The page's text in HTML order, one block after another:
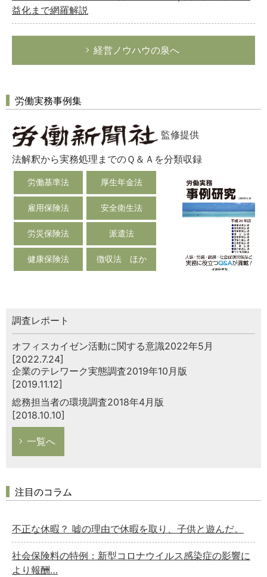
益化まで網羅解説
経営ノウハウの泉へ
労働実務事例集
監修提供
法解釈から実務処理までのＱ＆Ａを分類収録
労働基準法 厚生年金法
雇用保険法 安全衛生法
労災保険法 派遣法
健康保険法 徴収法 ほか
調査レポート
オフィスカイゼン活動に関する意識2022年5月
[2022.7.24]
企業のテレワーク実態調査2019年10月版
[2019.11.12]
総務担当者の環境調査2018年4月版
[2018.10.10]
一覧へ
注目のコラム
不正な休暇？ 嘘の理由で休暇を取り、子供と遊んだ。
社会保険料の特例：新型コロナウイルス感染症の影響に
より報酬…